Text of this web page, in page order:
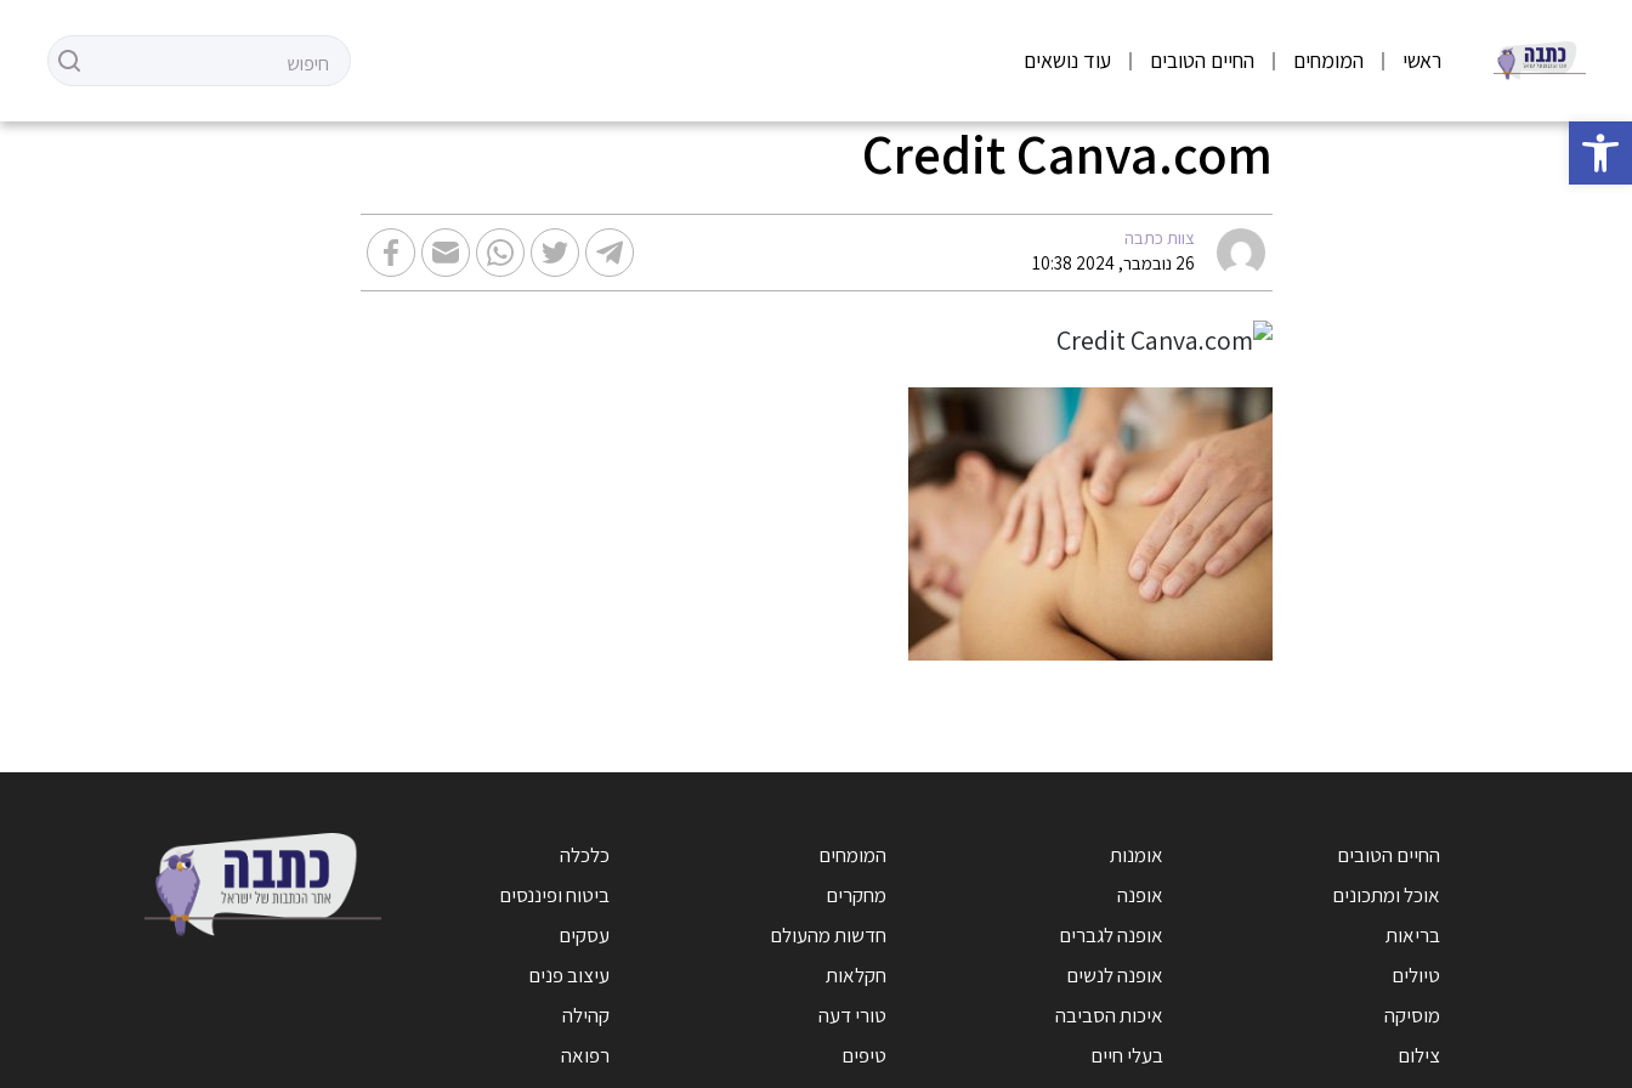
פתח סרגל נגישות
ראשי המומחים החיים הטובים עוד נושאים
Credit Canva.com
צוות כתבה
26 נובמבר, 2024 10:38
החיים הטובים
אוכל ומתכונים
בריאות
טיולים
מוסיקה
צילום
אומנות
אופנה
אופנה לגברים
אופנה לנשים
איכות הסביבה
בעלי חיים
המומחים
מחקרים
חדשות מהעולם
חקלאות
טורי דעה
טיפים
כלכלה
ביטוח ופיננסים
עסקים
עיצוב פנים
קהילה
רפואה